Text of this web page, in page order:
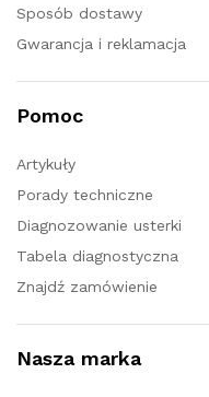
Sposób dostawy
Gwarancja i reklamacja
Pomoc
Artykuły
Porady techniczne
Diagnozowanie usterki
Tabela diagnostyczna
Znajdź zamówienie
Nasza marka